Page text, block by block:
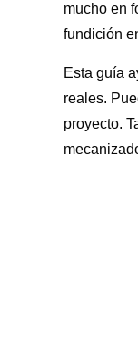
mucho en
fundición
Esta guía
reales.
proyecto.